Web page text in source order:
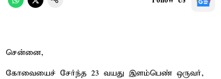
சென்னை,
கோவையைச் சேர்ந்த 23 வயது இளம்பெண் ஒருவர்,